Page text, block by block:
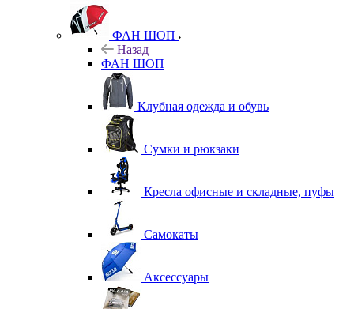
ФАН ШОП
Назад
ФАН ШОП
Клубная одежда и обувь
Сумки и рюкзаки
Кресла офисные и складные, пуфы
Самокаты
Аксессуары